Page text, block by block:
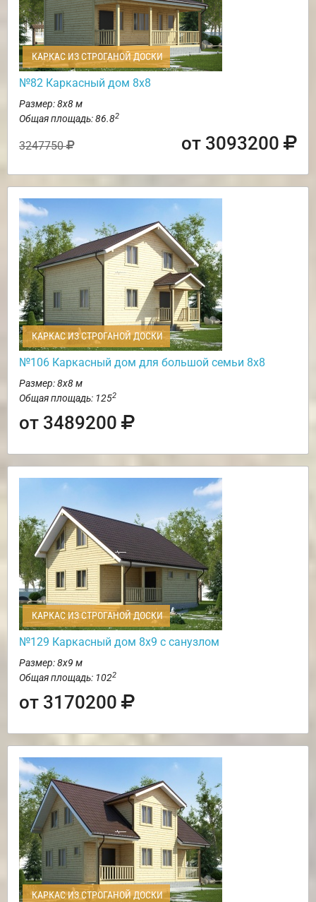
КАРКАС ИЗ СТРОГАНОЙ ДОСКИ
№82 Каркасный дом 8х8
Размер: 8х8 м
Общая площадь: 86.82
3247750 от 3093200
КАРКАС ИЗ СТРОГАНОЙ ДОСКИ
№106 Каркасный дом для большой семьи 8х8
Размер: 8х8 м
Общая площадь: 1252
от 3489200
КАРКАС ИЗ СТРОГАНОЙ ДОСКИ
№129 Каркасный дом 8х9 с санузлом
Размер: 8х9 м
Общая площадь: 1022
от 3170200
КАРКАС ИЗ СТРОГАНОЙ ДОСКИ